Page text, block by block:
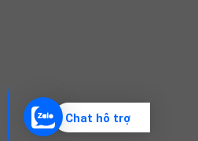
Chat hỗ trợ